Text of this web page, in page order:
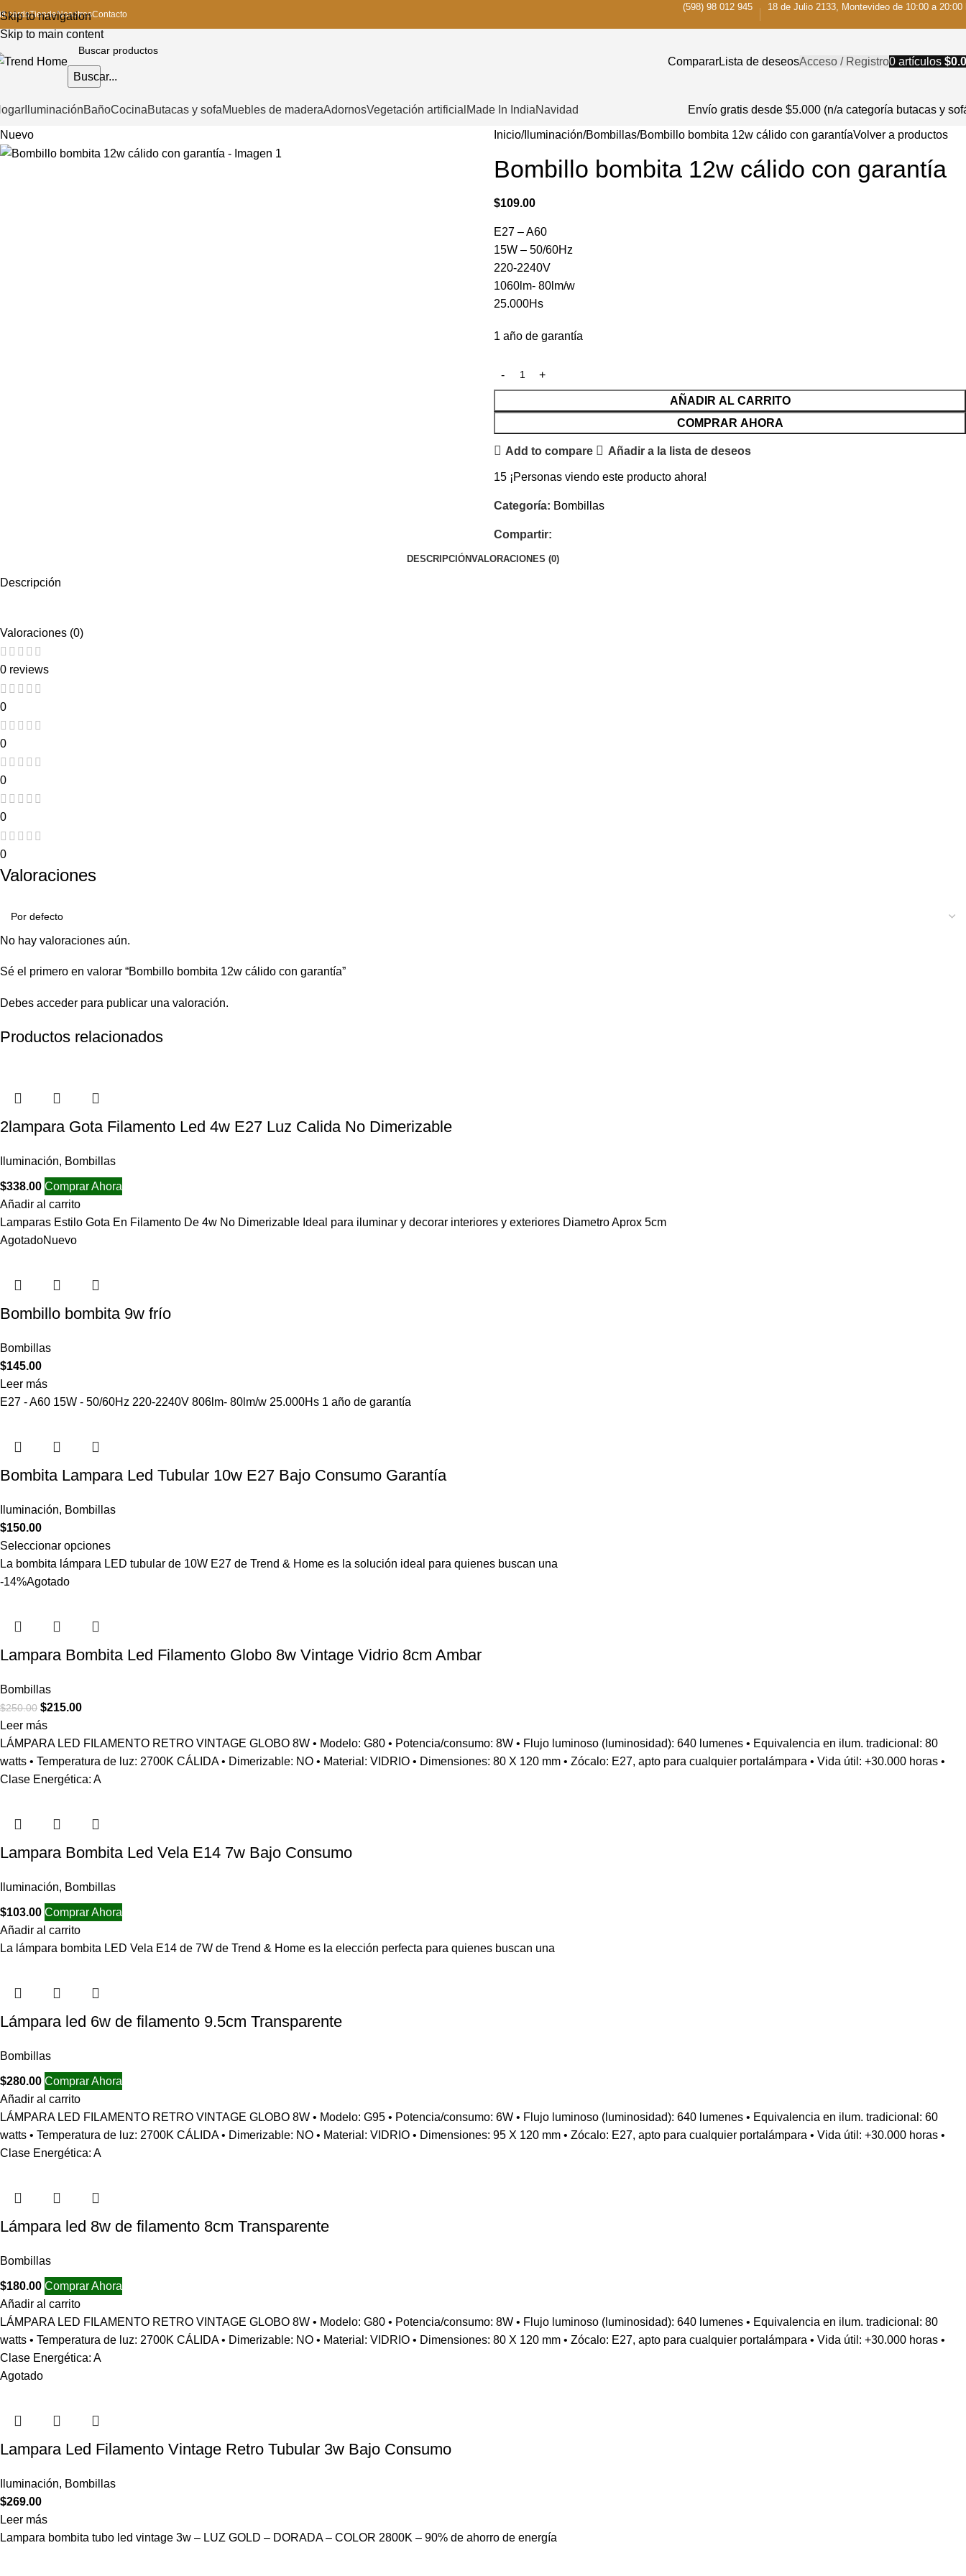
Skip to navigation
Skip to main content
cardsTiendaNosotrosContacto
(598) 98 012 945 18 de Julio 2133, Montevideo de 10:00 a 20:00
Buscar...
CompararLista de deseosAcceso / Registro0 artículos $
IluminaciónBañoCocinaButacas y sofaMuebles de maderaAdornosVegetación artificial Made In IndiaNavidad Envío gratis desde $5.000 (n/a categoría butacas y
Nuevo Inicio Iluminación Bombillas Bombillo bombita 12w cálido con garantíaVolver a productos
Bombillo bombita 12w cálido con garantía
$109.00
E27 – A60
15W – 50/60Hz
220-2240V
1060lm- 80lm/w
25.000Hs
1 año de garantía
AÑADIR AL CARRITO
COMPRAR AHORA
Add to compare Añadir a la lista de deseos
15 ¡Personas viendo este producto ahora!
Categoría: Bombillas
Compartir:
DESCRIPCIÓNVALORACIONES (0)
Descripción
Valoraciones (0)
0 reviews
0
0
0
0
0
Valoraciones
No hay valoraciones aún.
Sé el primero en valorar “Bombillo bombita 12w cálido con garantía”
Debes acceder para publicar una valoración.
Productos relacionados
2lampara Gota Filamento Led 4w E27 Luz Calida No Dimerizable
Iluminación, Bombillas
$338.00 Comprar Ahora
Añadir al carrito
Lamparas Estilo Gota En Filamento De 4w No Dimerizable Ideal para iluminar y decorar interiores y exteriores Diametro Aprox 5cm
AgotadoNuevo
Bombillo bombita 9w frío
Bombillas
$145.00
Leer más
E27 - A60 15W - 50/60Hz 220-2240V 806lm- 80lm/w 25.000Hs 1 año de garantía
Bombita Lampara Led Tubular 10w E27 Bajo Consumo Garantía
Iluminación, Bombillas
$150.00
Seleccionar opciones
La bombita lámpara LED tubular de 10W E27 de Trend & Home es la solución ideal para quienes buscan una
-14%Agotado
Lampara Bombita Led Filamento Globo 8w Vintage Vidrio 8cm Ambar
Bombillas
$250.00 $215.00
Leer más
LÁMPARA LED FILAMENTO RETRO VINTAGE GLOBO 8W • Modelo: G80 • Potencia/consumo: 8W • Flujo luminoso (luminosidad): 640 lumenes • Equivalencia en ilum. tradicional: 80
watts • Temperatura de luz: 2700K CÁLIDA • Dimerizable: NO • Material: VIDRIO • Dimensiones: 80 X 120 mm • Zócalo: E27, apto para cualquier portalámpara • Vida útil: +30.000 horas •
Clase Energética: A
Lampara Bombita Led Vela E14 7w Bajo Consumo
Iluminación, Bombillas
$103.00 Comprar Ahora
Añadir al carrito
La lámpara bombita LED Vela E14 de 7W de Trend & Home es la elección perfecta para quienes buscan una
Lámpara led 6w de filamento 9.5cm Transparente
Bombillas
$280.00 Comprar Ahora
Añadir al carrito
LÁMPARA LED FILAMENTO RETRO VINTAGE GLOBO 8W • Modelo: G95 • Potencia/consumo: 6W • Flujo luminoso (luminosidad): 640 lumenes • Equivalencia en ilum. tradicional: 60
watts • Temperatura de luz: 2700K CÁLIDA • Dimerizable: NO • Material: VIDRIO • Dimensiones: 95 X 120 mm • Zócalo: E27, apto para cualquier portalámpara • Vida útil: +30.000 horas •
Clase Energética: A
Lámpara led 8w de filamento 8cm Transparente
Bombillas
$180.00 Comprar Ahora
Añadir al carrito
LÁMPARA LED FILAMENTO RETRO VINTAGE GLOBO 8W • Modelo: G80 • Potencia/consumo: 8W • Flujo luminoso (luminosidad): 640 lumenes • Equivalencia en ilum. tradicional: 80
watts • Temperatura de luz: 2700K CÁLIDA • Dimerizable: NO • Material: VIDRIO • Dimensiones: 80 X 120 mm • Zócalo: E27, apto para cualquier portalámpara • Vida útil: +30.000 horas •
Clase Energética: A
Agotado
Lampara Led Filamento Vintage Retro Tubular 3w Bajo Consumo
Iluminación, Bombillas
$269.00
Leer más
Lampara bombita tubo led vintage 3w – LUZ GOLD – DORADA – COLOR 2800K – 90% de ahorro de energía